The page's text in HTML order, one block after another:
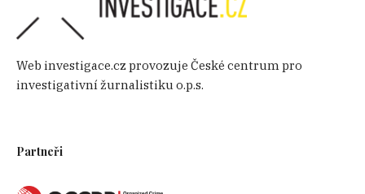
Web investigace.cz provozuje České centrum pro
investigativní žurnalistiku o.p.s.
Partneři